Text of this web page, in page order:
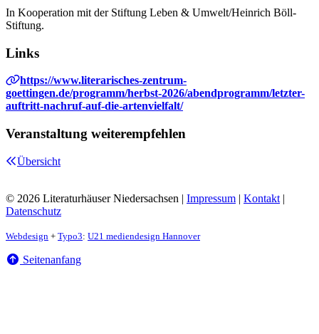
In Kooperation mit der Stiftung Leben & Umwelt/Heinrich Böll-
Stiftung.
Links
https://www.literarisches-zentrum-
goettingen.de/programm/herbst-2026/abendprogramm/letzter-
auftritt-nachruf-auf-die-artenvielfalt/
Veranstaltung weiterempfehlen
Übersicht
© 2026 Literaturhäuser Niedersachsen | Impressum | Kontakt |
Datenschutz
Webdesign + Typo3: U21 mediendesign Hannover
Seitenanfang